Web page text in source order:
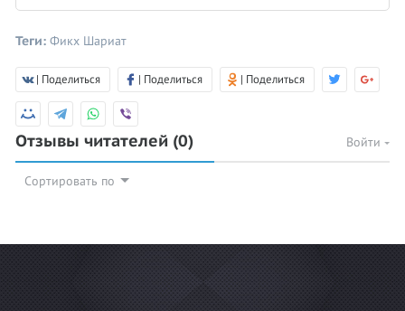
Теги: Фикх Шариат
| Поделиться | Поделиться | Поделиться
Отзывы читателей (0) Войти
Сортировать по